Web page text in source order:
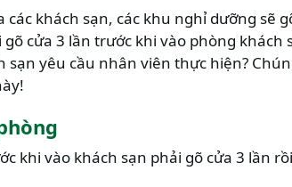
khách sạn, các khu nghỉ dưỡng sẽ
cửa 3 lần trước khi vào phòng khách
yêu cầu nhân viên thực hiện?
khi vào khách sạn phải gõ cửa 3 lần